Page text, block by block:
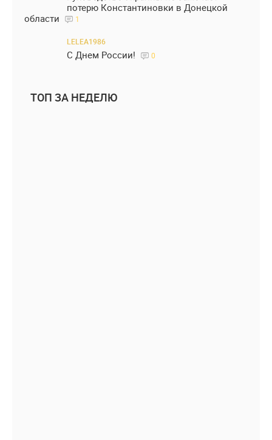
потерю Константиновки в Донецкой
области
1
LELEA1986
С Днем России! 0
ТОП ЗА НЕДЕЛЮ